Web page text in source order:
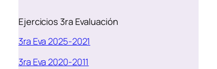
Ejercicios 3ra Evaluación
3ra Eva 2025-2021
3ra Eva 2020-2011